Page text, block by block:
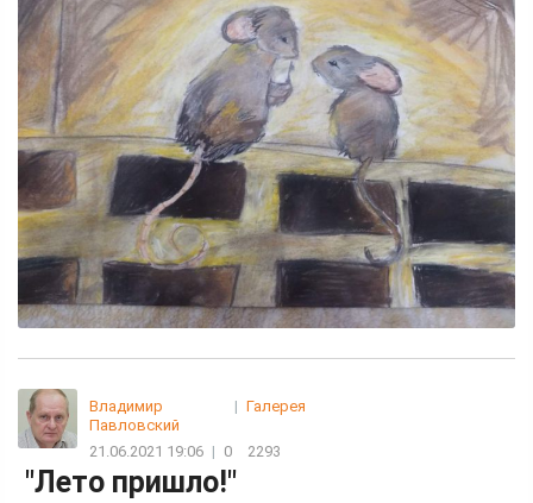
Владимир
Павловский
| Галерея
21.06.2021 19:06 | 0 2293
"Лето пришло!"